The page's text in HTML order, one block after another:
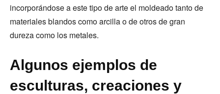
incorporándose a este tipo de arte el moldeado tanto de
materiales blandos como arcilla o de otros de gran
dureza como los metales.
Algunos ejemplos de
esculturas, creaciones y